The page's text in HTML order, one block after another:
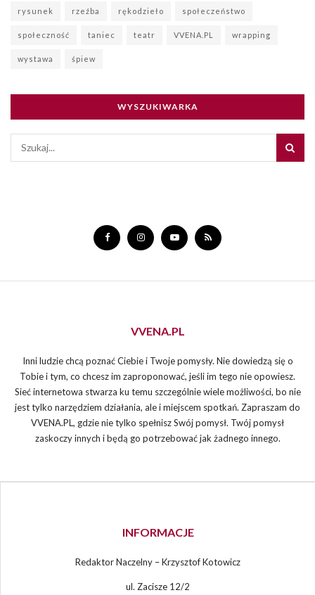
rysunek rzeźba rękodzieło społeczeństwo
społeczność taniec teatr VVENA.PL wrapping
wystawa śpiew
WYSZUKIWARKA
VVENA.PL
Inni ludzie chcą poznać Ciebie i Twoje pomysły. Nie dowiedzą się o
Tobie i tym, co chcesz im zaproponować, jeśli im tego nie opowiesz.
Sieć internetowa stwarza ku temu szczególnie wiele możliwości, bo nie
jest tylko narzędziem działania, ale i miejscem spotkań. Zapraszam do
VVENA.PL, gdzie nie tylko spełnisz Swój pomysł. Twój pomysł
zaskoczy innych i będą go potrzebować jak żadnego innego.
INFORMACJE
Redaktor Naczelny – Krzysztof Kotowicz
ul. Zacisze 12/2